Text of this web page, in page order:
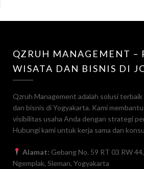
QZRUH MANAGEMENT –
WISATA DAN BISNIS DI
Qzruh Management adalah solusi
dan bisnis di Yogyakarta. Kami
visibilitas usaha Anda dengan strategi
Hubungi kami untuk kerja sama dan
Alamat: Gebang No. 59 RT 03 RW
Ngemplak, Sleman, Yogyakarta